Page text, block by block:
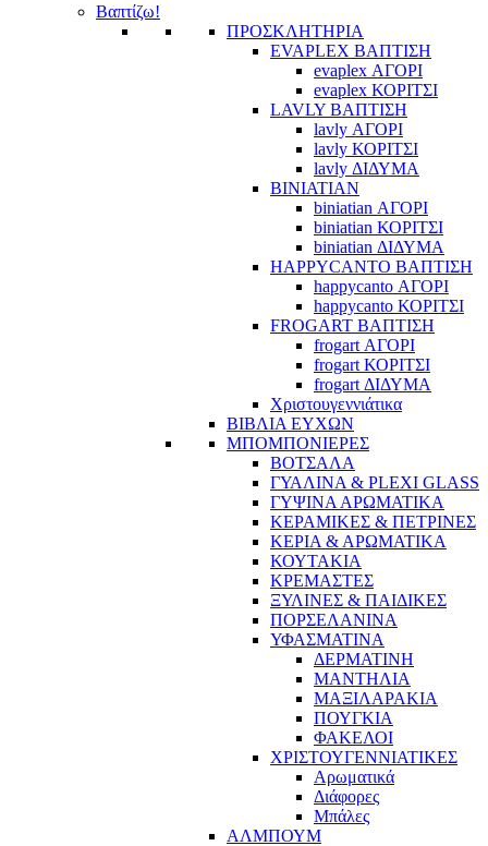
Βαπτίζω!
ΠΡΟΣΚΛΗΤΗΡΙΑ
EVAPLEX ΒΑΠΤΙΣΗ
evaplex ΑΓΟΡΙ
evaplex ΚΟΡΙΤΣΙ
LAVLY ΒΑΠΤΙΣΗ
lavly ΑΓΟΡΙ
lavly ΚΟΡΙΤΣΙ
lavly ΔΙΔΥΜΑ
BINIATIAN
biniatian ΑΓΟΡΙ
biniatian ΚΟΡΙΤΣΙ
biniatian ΔΙΔΥΜΑ
HAPPYCANTO ΒΑΠΤΙΣΗ
happycanto ΑΓΟΡΙ
happycanto ΚΟΡΙΤΣΙ
FROGART ΒΑΠΤΙΣΗ
frogart ΑΓΟΡΙ
frogart ΚΟΡΙΤΣΙ
frogart ΔΙΔΥΜΑ
Χριστουγεννιάτικα
ΒΙΒΛΙΑ ΕΥΧΩΝ
ΜΠΟΜΠΟΝΙΕΡΕΣ
ΒΟΤΣΑΛΑ
ΓΥΑΛΙΝΑ & PLEXI GLASS
ΓΥΨΙΝΑ ΑΡΩΜΑΤΙΚΑ
ΚΕΡΑΜΙΚΕΣ & ΠΕΤΡΙΝΕΣ
ΚΕΡΙΑ & ΑΡΩΜΑΤΙΚΑ
ΚΟΥΤΑΚΙΑ
ΚΡΕΜΑΣΤΕΣ
ΞΥΛΙΝΕΣ & ΠΑΙΔΙΚΕΣ
ΠΟΡΣΕΛΑΝΙΝΑ
ΥΦΑΣΜΑΤΙΝA
ΔΕΡΜΑΤΙΝΗ
ΜΑΝΤΗΛΙΑ
ΜΑΞΙΛΑΡΑΚΙΑ
ΠΟΥΓΚΙΑ
ΦΑΚΕΛΟΙ
ΧΡΙΣΤΟΥΓΕΝΝΙΑΤΙΚΕΣ
Αρωματικά
Διάφορες
Μπάλες
ΑΛΜΠΟΥΜ